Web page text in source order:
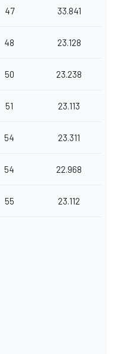
47 33.841
48 23.128
50 23.238
51 23.113
54 23.311
54 22.968
55 23.112